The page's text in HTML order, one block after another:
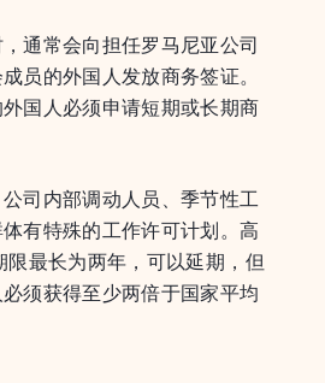
通常会向担任罗马尼亚公司
员的外国人发放商务签证。
国人必须申请短期或长期商
司内部调动人员、季节性工
有特殊的工作许可计划。高
最长为两年，可以延期，但
须获得至少两倍于国家平均